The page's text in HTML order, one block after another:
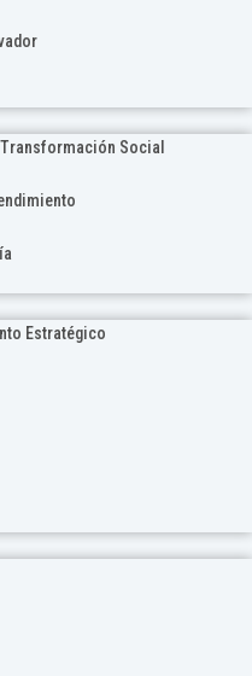
Social
Estratégico